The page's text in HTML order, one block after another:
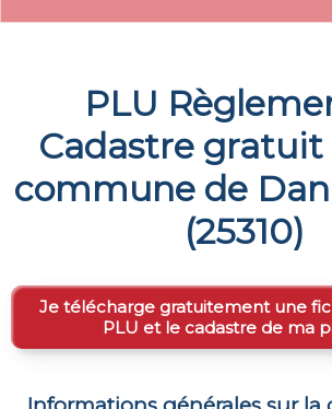
PLU
Cadastre gratuit
commune de
(25310)
Je télécharge gratuitement une
PLU et le cadastre de ma